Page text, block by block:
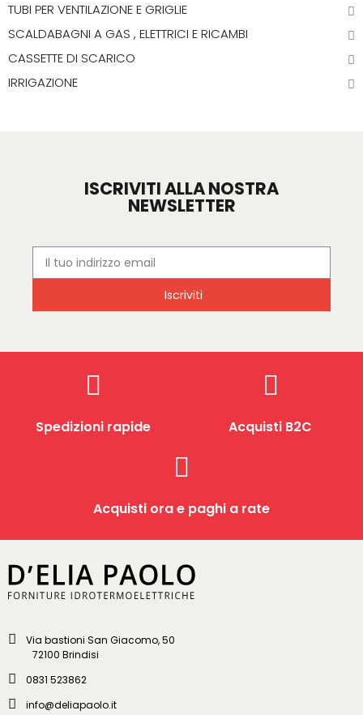
TUBI PER VENTILAZIONE E GRIGLIE
SCALDABAGNI A GAS , ELETTRICI E RICAMBI
CASSETTE DI SCARICO
IRRIGAZIONE
ISCRIVITI ALLA NOSTRA
NEWSLETTER
Iscriviti
Spedizioni rapide Acquisti B2C
Acquisti ora e paghi a rate
Via bastioni San Giacomo, 50
72100 Brindisi
0831 523862
info@deliapaolo.it